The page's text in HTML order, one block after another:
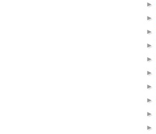
►
►
►
►
►
►
►
►
►
►